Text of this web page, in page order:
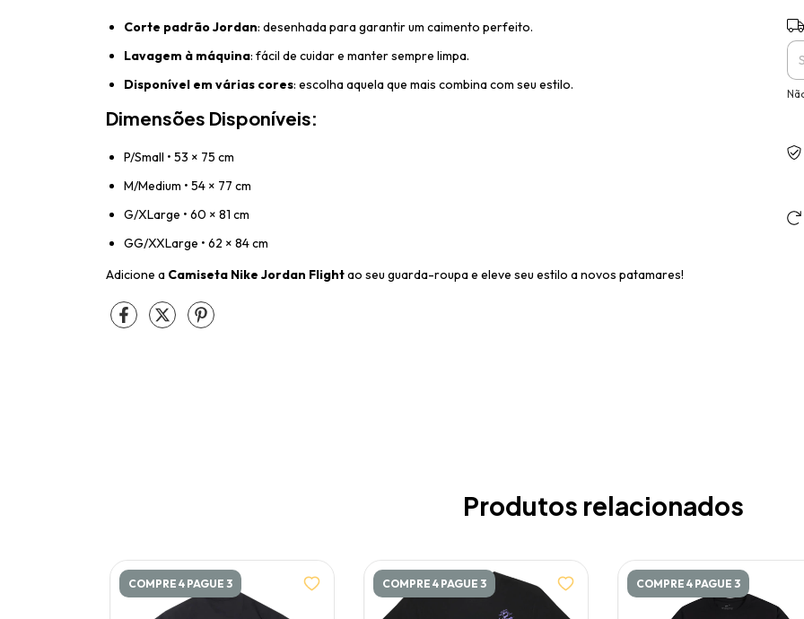
Corte padrão Jordan: desenhada para garantir um caimento perfeito.
Lavagem à máquina: fácil de cuidar e manter sempre limpa.
Disponível em várias cores: escolha aquela que mais combina com seu estilo.
Dimensões Disponíveis:
P/Small • 53 × 75 cm
M/Medium • 54 × 77 cm
G/XLarge • 60 × 81 cm
GG/XXLarge • 62 × 84 cm
Adicione a Camiseta Nike Jordan Flightao seu guarda-roupa e eleve seu estilo a novos patamares!
Produtos relacionados
COMPRE 4 PAGUE 3 COMPRE 4 PAGUE 3 COMPRE 4 PAGUE 3